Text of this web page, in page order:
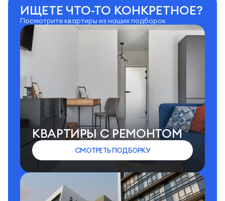
ИЩЕТЕ ЧТО-ТО КОНКРЕТНОЕ?
Посмотрите квартиры из наших подборок
КВАРТИРЫ C РЕМОНТОМ
СМОТРЕТЬ ПОДБОРКУ